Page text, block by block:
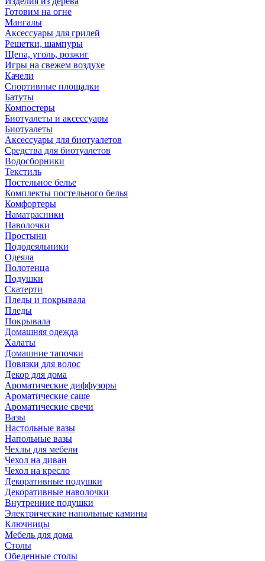
Готовим на огне
Мангалы
Аксессуары для грилей
Решетки, шампуры
Щепа, уголь, розжиг
Игры на свежем воздухе
Качели
Спортивные площадки
Батуты
Компостеры
Биотуалеты и аксессуары
Биотуалеты
Аксессуары для биотуалетов
Средства для биотуалетов
Водосборники
Текстиль
Постельное белье
Комплекты постельного белья
Комфортеры
Наматрасники
Наволочки
Простыни
Пододеяльники
Одеяла
Полотенца
Подушки
Скатерти
Пледы и покрывала
Пледы
Покрывала
Домашняя одежда
Халаты
Домашние тапочки
Повязки для волос
Декор для дома
Ароматические диффузоры
Ароматические саше
Ароматические свечи
Вазы
Настольные вазы
Напольные вазы
Чехлы для мебели
Чехол на диван
Чехол на кресло
Декоративные подушки
Декоративные наволочки
Внутренние подушки
Электрические напольные камины
Ключницы
Мебель для дома
Столы
Обеденные столы